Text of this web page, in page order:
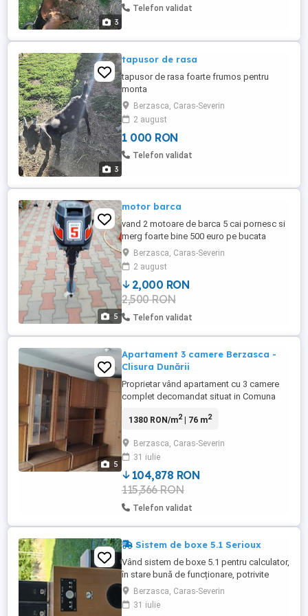
3
Telefon validat
3
tapusor de rasa
tapusor de rasa foarte frumos pentru
monta
Berzasca, Caras-Severin
2 august
1 000 RON
Telefon validat
5
motor barca
vand 2 motoare de barca 5 cai pornesc si
merg foarte bine 500 euro pe bucata
Berzasca, Caras-Severin
2 august
2,000 RON
2,500 RON
Telefon validat
5
Apartament 3 camere Berzasca -
Clisura Dunării
Proprietar vând apartament cu 3 camere
complet decomandat situat in Comuna
este compus din: Hol Bucătărie Baie 3
priveliște spre Dunăre Apartamentul este
recent igienizat,de locuit. Pentru alte
detalii vor apelați număr ...
1380 RON/m2| 76 m2
Berzasca, Caras-Severin
31 iulie
104,878 RON
115,366 RON
Telefon validat
Sistem de boxe 5.1 Serioux
Vând sistem de boxe 5.1 pentru calculator,
în stare bună de funcționare, potrivite
pentru cameră, cu cablurile aferente, atât
de la amplificator la boxele satelit, cât și
de la calculator la amplificator. Nu trimit în
Berzasca, Caras-Severin
31 iulie